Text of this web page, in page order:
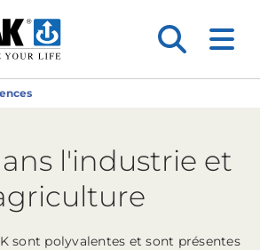
l'industrie et
sont polyvalentes et sont présentes